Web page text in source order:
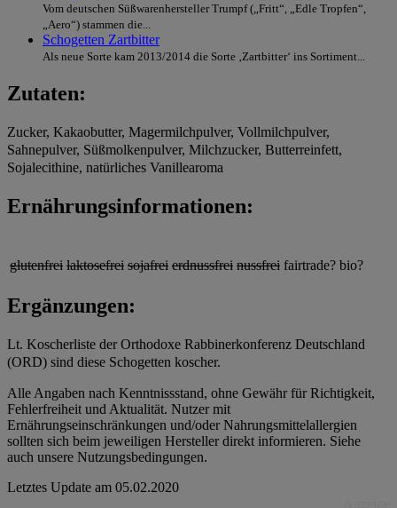
Vom deutschen Süßwarenhersteller Trumpf („Fritt“, „Edle Tropfen“,
„Aero“) stammen die...
Schogetten Zartbitter
Als neue Sorte kam 2013/2014 die Sorte ‚Zartbitter‘ ins Sortiment...
Zutaten:
Zucker, Kakaobutter, Magermilchpulver, Vollmilchpulver,
Sahnepulver, Süßmolkenpulver, Milchzucker, Butterreinfett,
Sojalecithine, natürliches Vanillearoma
Ernährungsinformationen:
glutenfrei laktosefrei sojafrei erdnussfrei nussfrei fairtrade? bio?
Ergänzungen:
Lt. Koscherliste der Orthodoxe Rabbinerkonferenz Deutschland
(ORD) sind diese Schogetten koscher.
Alle Angaben nach Kenntnissstand, ohne Gewähr für Richtigkeit,
Fehlerfreiheit und Aktualität. Nutzer mit
Ernährungseinschränkungen und/oder Nahrungsmittelallergien
sollten sich beim jeweiligen Hersteller direkt informieren. Siehe
auch unsere Nutzungsbedingungen.
Letztes Update am 05.02.2020